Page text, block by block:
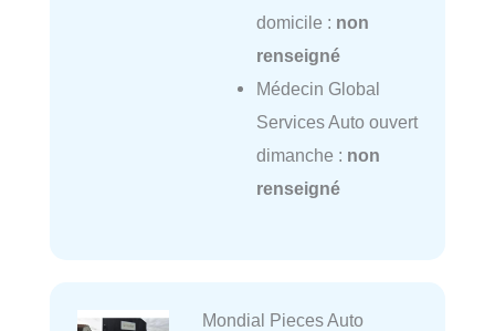
domicile : non
renseigné
Médecin Global
Services Auto ouvert
dimanche : non
renseigné
Mondial Pieces Auto